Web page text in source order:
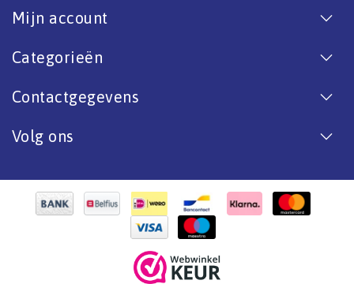
Mijn account
Categorieën
Contactgegevens
Volg ons